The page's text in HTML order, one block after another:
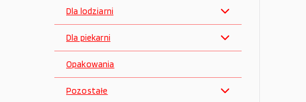
Dla lodziarni
Dla piekarni
Opakowania
Pozostałe